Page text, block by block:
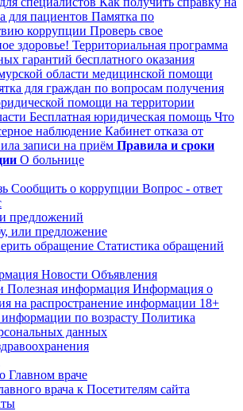
для пациентов Памятка по
коррупции Проверь свое
здоровье! Территориальная программа
гарантий бесплатного оказания
области медицинской помощи
для граждан по вопросам получения
помощи на территории
Бесплатная юридическая помощь Что
наблюдение Кабинет отказа от
записи на приём Правила и сроки
О больнице
Сообщить о коррупции Вопрос - ответ
предложений
или предложение
обращение Статистика обращений
Новости Объявления
Полезная информация Информация о
на распространение информации 18+
по возрасту Политика
данных
Главном враче
врача к Посетителям сайта